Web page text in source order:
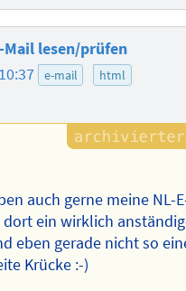
Mail lesen/prüfen
e-mail html
auch gerne meine NL-
dort ein wirklich
eben gerade nicht so
Krücke :-)